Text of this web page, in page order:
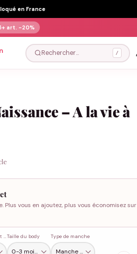
en France
art. -20%
Rechercher… /
– A la vie à
vous en ajoutez, plus vous économisez sur
Taille du body Type de manche